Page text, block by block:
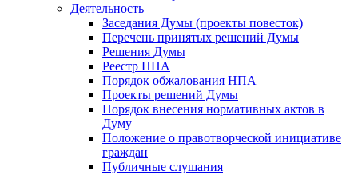
Деятельность
Заседания Думы (проекты повесток)
Перечень принятых решений Думы
Решения Думы
Реестр НПА
Порядок обжалования НПА
Проекты решений Думы
Порядок внесения нормативных актов в
Думу
Положение о правотворческой инициативе
граждан
Публичные слушания